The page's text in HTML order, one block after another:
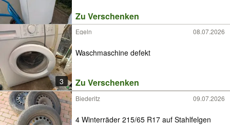
Zu Verschenken
3
Egeln 08.07.2026
Waschmaschine defekt
Zu Verschenken
Biederitz 09.07.2026
4 Winterräder 215/65 R17 auf Stahlfelgen